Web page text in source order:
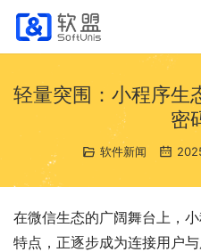
轻量突围：小程序生
密
软件新闻
在微信生态的广阔舞台上，
特点，正逐步成为连接用户